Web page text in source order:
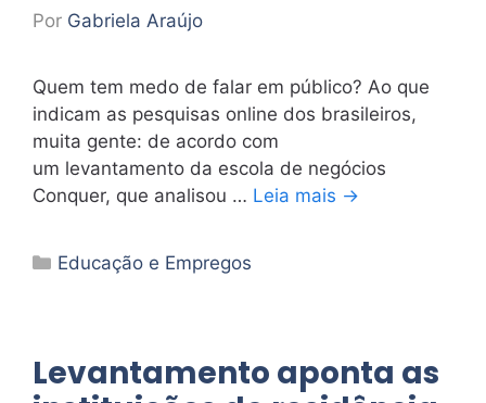
Por Gabriela Araújo
Quem tem medo de falar em público? Ao que
indicam as pesquisas online dos brasileiros,
muita gente: de acordo com
um levantamento da escola de negócios
Conquer, que analisou … Leia mais →
Categorias
Educação e Empregos
Levantamento aponta as